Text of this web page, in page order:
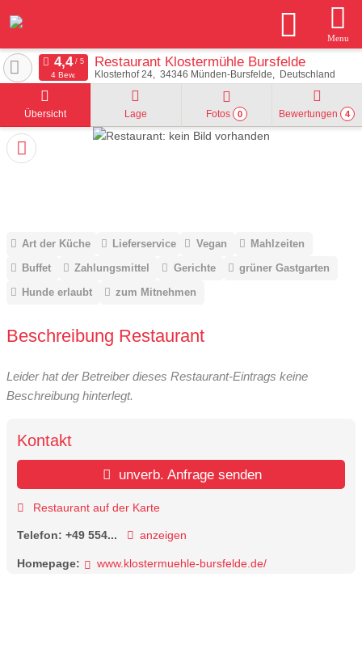
Menu
Restaurant Klostermühle Bursfelde
Klosterhof 24 34346 Münden-Bursfelde Deutschland
4 Bew.
Übersicht Lage Fotos 0 Bewertungen 4
Art der Küche Lieferservice Vegan
Mahlzeiten
Buffet
Zahlungsmittel Gerichte
grüner Gastgarten
Hunde erlaubt
zum Mitnehmen
Beschreibung Restaurant
Leider hat der Betreiber dieses Restaurant-Eintrags keine
Beschreibung hinterlegt.
Kontakt
unverb. Anfrage senden
Restaurant auf der Karte
Telefon: +49 554... anzeigen
Homepage: www.klostermuehle-bursfelde.de/